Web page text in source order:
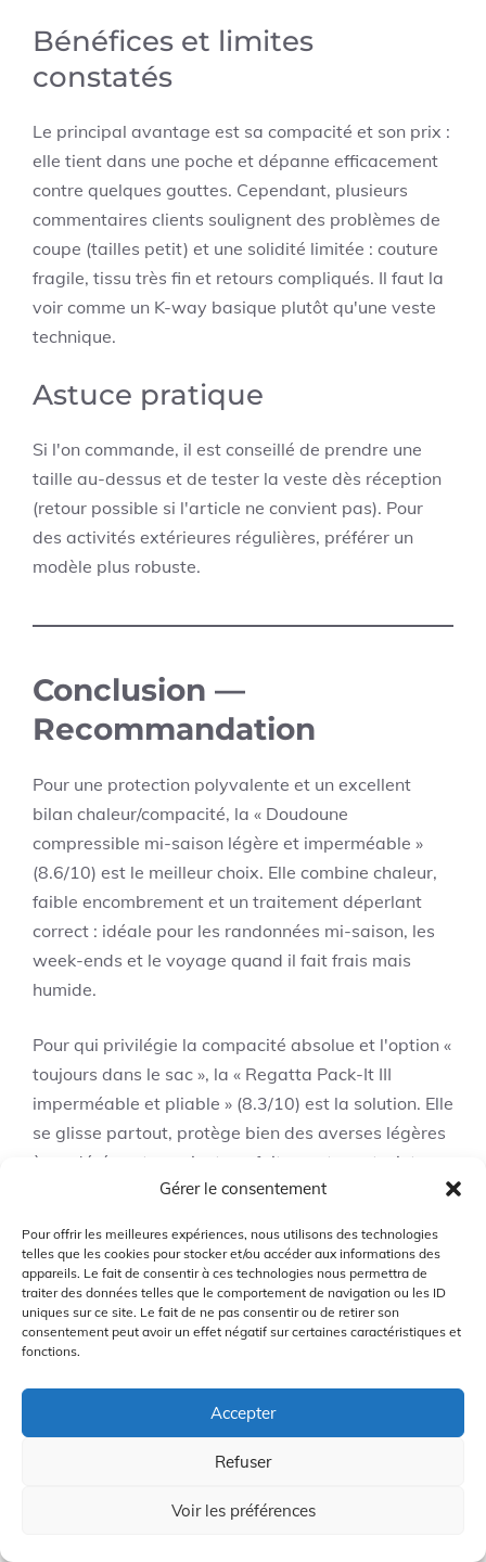
Gérer le consentement
Pour offrir les meilleures expériences, nous utilisons des technologies
telles que les cookies pour stocker et/ou accéder aux informations des
appareils. Le fait de consentir à ces technologies nous permettra de
traiter des données telles que le comportement de navigation ou les ID
uniques sur ce site. Le fait de ne pas consentir ou de retirer son
consentement peut avoir un effet négatif sur certaines caractéristiques et
fonctions.
Accepter
Refuser
Voir les préférences
Bénéfices et limites
constatés
Le principal avantage est sa compacité et son prix :
elle tient dans une poche et dépanne efficacement
contre quelques gouttes. Cependant, plusieurs
commentaires clients soulignent des problèmes de
coupe (tailles petit) et une solidité limitée : couture
fragile, tissu très fin et retours compliqués. Il faut la
voir comme un K-way basique plutôt qu'une veste
technique.
Astuce pratique
Si l'on commande, il est conseillé de prendre une
taille au-dessus et de tester la veste dès réception
(retour possible si l'article ne convient pas). Pour
des activités extérieures régulières, préférer un
modèle plus robuste.
Conclusion —
Recommandation
Pour une protection polyvalente et un excellent
bilan chaleur/compacité, la « Doudoune
compressible mi-saison légère et imperméable »
(8.6/10) est le meilleur choix. Elle combine chaleur,
faible encombrement et un traitement déperlant
correct : idéale pour les randonnées mi-saison, les
week-ends et le voyage quand il fait frais mais
humide.
Pour qui privilégie la compacité absolue et l'option «
toujours dans le sac », la « Regatta Pack-It III
imperméable et pliable » (8.3/10) est la solution. Elle
se glisse partout, protège bien des averses légères
à modérées et convient parfaitement aux trajets
urbains et aux randonnées courtes. Si l'on veut une
printemps/automne, la « Parka longue femme
imperméable et ajustable » (7.7/10) offre style et
bonne protection pour les sorties quotidiennes.
Guide pratique : choisir la
veste coupe-vent et
imperméable qui convient